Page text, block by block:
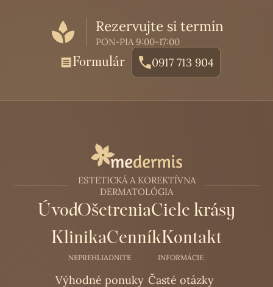
Rezervujte si termín
PON-PIA 9:00-17:00
Formulár 0917 713 904
ESTETICKÁ A KOREKTÍVNA
DERMATOLÓGIA
ÚvodOšetreniaCiele krásy
KlinikaCenníkKontakt
NEPREHLIADNITE
Výhodné ponuky
INFORMÁCIE
Časté otázky